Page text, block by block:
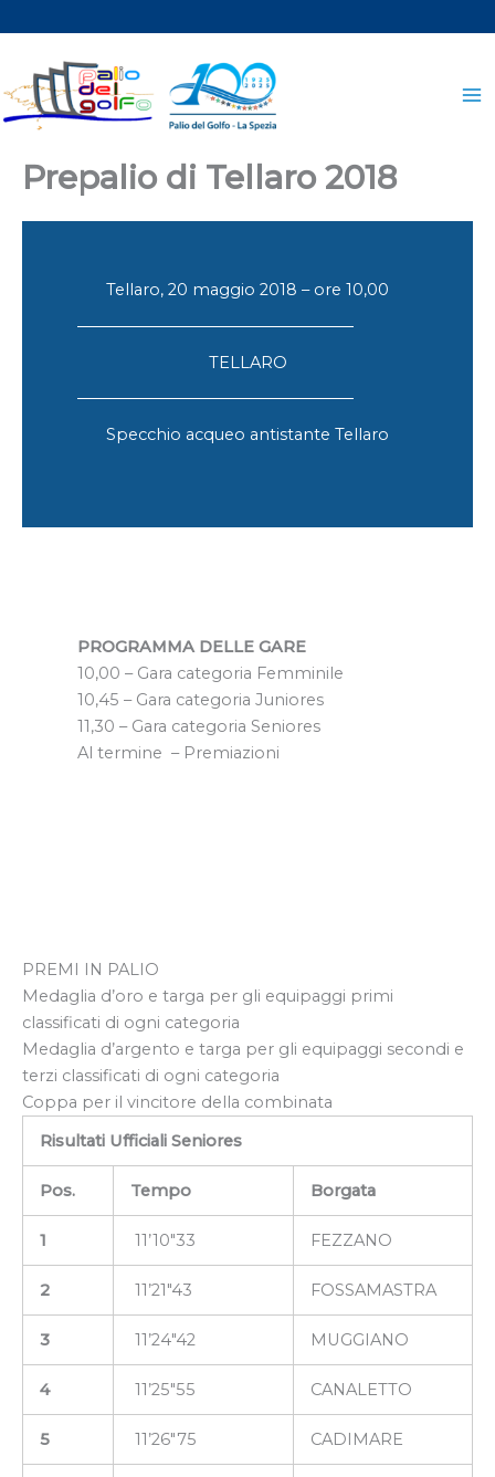
al
contenuto
Prepalio di Tellaro 2018
Tellaro, 20 maggio 2018 – ore 10,00
TELLARO
Specchio acqueo antistante Tellaro
PROGRAMMA DELLE GARE
10,00 – Gara categoria Femminile
10,45 – Gara categoria Juniores
11,30 – Gara categoria Seniores
Al termine – Premiazioni
PREMI IN PALIO
Medaglia d’oro e targa per gli equipaggi primi
classificati di ogni categoria
Medaglia d’argento e targa per gli equipaggi secondi e
terzi classificati di ogni categoria
Coppa per il vincitore della combinata
Risultati Ufficiali Seniores
Pos. Tempo Borgata
1 11’10″33 FEZZANO
2 11’21″43 FOSSAMASTRA
3 11’24″42 MUGGIANO
4 11’25″55 CANALETTO
5 11’26″75 CADIMARE